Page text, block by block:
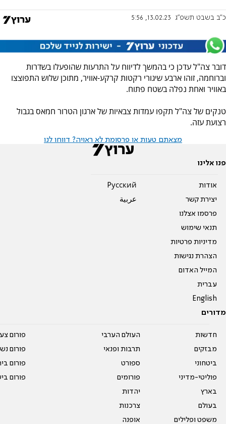
כ"ב בשבט תשפ"ג 13.02.23, 5:56
דובר צה"ל עדכן כי בהמשך לדיווח על התרעות שהופעלו בשדרות
וברוחמה, זוהו ארבע שיגורי רקטות קרקע-אוויר, מתוכן שלוש התפוצצו
באוויר ואחת נפלה בשטח פתוח.
טנקים של צה"ל תקפו עמדות צבאיות של ארגון הטרור חמאס בגבול
רצועת עזה.
מצאתם טעות או פרסומת לא ראויה? דווחו לנו
פנו אלינו
אודות
יצירת קשר
פרסמו אצלנו
תנאי שימוש
מדיניות פרטיות
הצהרת נגישות
המייל האדום
עברית
English
Pусский
عربية
מדורים
חדשות
מבזקים
ביטחוני
פוליטי-מדיני
בארץ
בעולם
משפט ופלילים
העולם הערבי
תרבות ופנאי
ספורט
פורומים
יהדות
צרכנות
אופנה
פורום
פורום
פורום
פורום